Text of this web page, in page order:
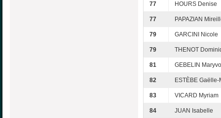
77 HOURS Denise
77 PAPAZIAN
79 GARCINI Nicole
79 THENOT
81 GEBELIN
82 ESTÈBE Gaëlle-
83 VICARD Myriam
84 JUAN Isabelle